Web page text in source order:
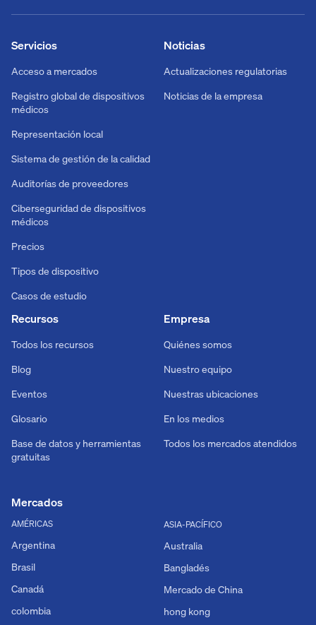
Noticias
Actualizaciones regulatorias
Noticias de la empresa
Servicios
Acceso a mercados
Registro global de dispositivos
médicos
Representación local
Sistema de gestión de la calidad
Auditorías de proveedores
Ciberseguridad de dispositivos
médicos
Precios
Tipos de dispositivo
Casos de estudio
Recursos
Todos los recursos
Blog
Eventos
Glosario
Base de datos y herramientas
gratuitas
Empresa
Quiénes somos
Nuestro equipo
Nuestras ubicaciones
En los medios
Todos los mercados atendidos
Mercados
AMÉRICAS
Argentina
Brasil
Canadá
colombia
ASIA-PACÍFICO
Australia
Bangladés
Mercado de China
hong kong